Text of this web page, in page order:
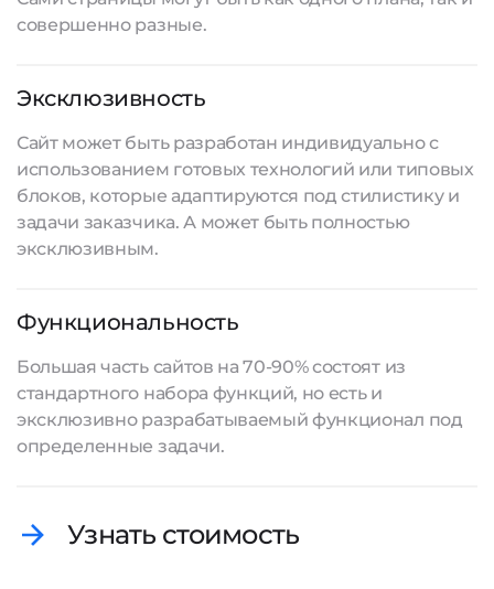
совершенно разные.
Эксклюзивность
Сайт может быть разработан индивидуально с
использованием готовых технологий или типовых
блоков, которые адаптируются под стилистику и
задачи заказчика. А может быть полностью
эксклюзивным.
Функциональность
Большая часть сайтов на 70-90% состоят из
стандартного набора функций, но есть и
эксклюзивно разрабатываемый функционал под
определенные задачи.
Узнать стоимость